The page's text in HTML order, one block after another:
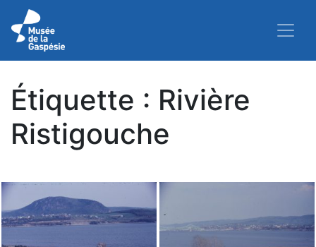
Étiquette : Rivière
Ristigouche